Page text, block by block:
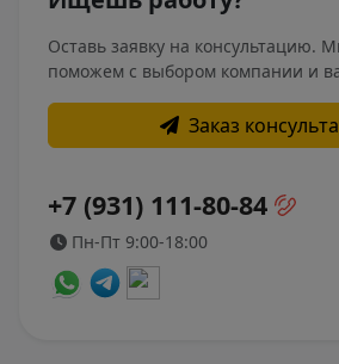
Оставь заявку на консультацию.
поможем с выбором компании и
Заказ
+7 (931) 111-80-84
Пн-Пт 9:00-18:00